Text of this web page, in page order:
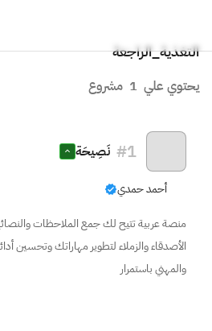
التغذية_الراجعة
يحتوي علي 1 مشروع
#1 نَصِيحَة
أحمد حمدي
منصة عربية تتيح لك جمع الملاحظات
الأصدقاء والزملاء لتطوير مهاراتك وتحسين
والمهني باستمرار